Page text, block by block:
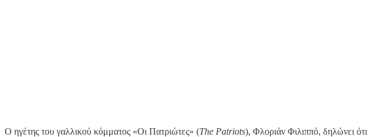
Ο ηγέτης του γαλλικού κόμματος «Οι Πατριώτες» (The Patriots), Φλοριάν Φιλιππό, δηλώνει ότι